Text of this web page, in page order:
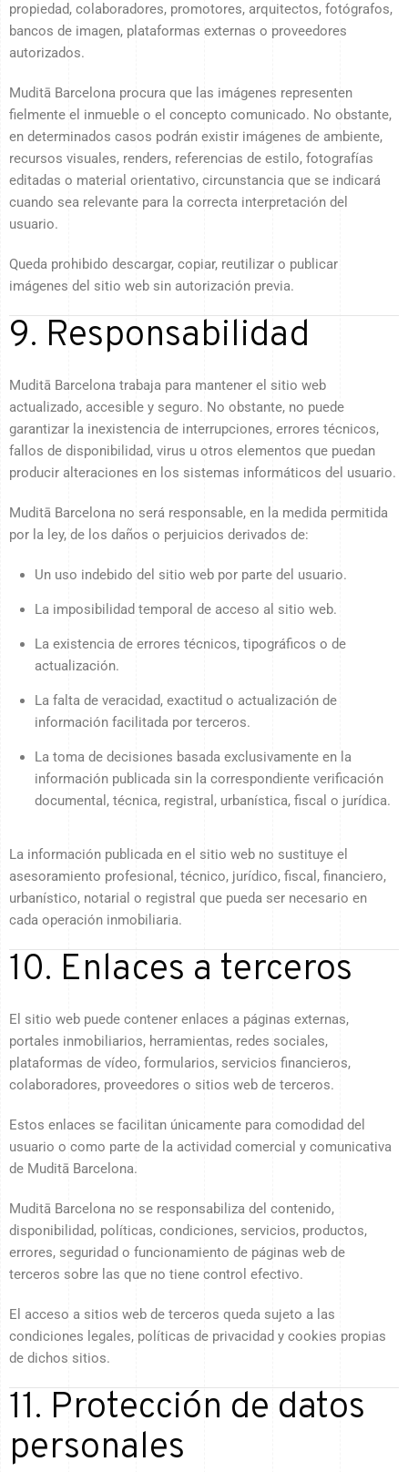
propiedad, colaboradores, promotores, arquitectos, fotógrafos,
bancos de imagen, plataformas externas o proveedores
autorizados.
Muditā Barcelona procura que las imágenes representen
fielmente el inmueble o el concepto comunicado. No obstante,
en determinados casos podrán existir imágenes de ambiente,
recursos visuales, renders, referencias de estilo, fotografías
editadas o material orientativo, circunstancia que se indicará
cuando sea relevante para la correcta interpretación del
usuario.
Queda prohibido descargar, copiar, reutilizar o publicar
imágenes del sitio web sin autorización previa.
9. Responsabilidad
Muditā Barcelona trabaja para mantener el sitio web
actualizado, accesible y seguro. No obstante, no puede
garantizar la inexistencia de interrupciones, errores técnicos,
fallos de disponibilidad, virus u otros elementos que puedan
producir alteraciones en los sistemas informáticos del usuario.
Muditā Barcelona no será responsable, en la medida permitida
por la ley, de los daños o perjuicios derivados de:
Un uso indebido del sitio web por parte del usuario.
La imposibilidad temporal de acceso al sitio web.
La existencia de errores técnicos, tipográficos o de
actualización.
La falta de veracidad, exactitud o actualización de
información facilitada por terceros.
La toma de decisiones basada exclusivamente en la
información publicada sin la correspondiente verificación
documental, técnica, registral, urbanística, fiscal o jurídica.
La información publicada en el sitio web no sustituye el
asesoramiento profesional, técnico, jurídico, fiscal, financiero,
urbanístico, notarial o registral que pueda ser necesario en
cada operación inmobiliaria.
10. Enlaces a terceros
El sitio web puede contener enlaces a páginas externas,
portales inmobiliarios, herramientas, redes sociales,
plataformas de vídeo, formularios, servicios financieros,
colaboradores, proveedores o sitios web de terceros.
Estos enlaces se facilitan únicamente para comodidad del
usuario o como parte de la actividad comercial y comunicativa
de Muditā Barcelona.
Muditā Barcelona no se responsabiliza del contenido,
disponibilidad, políticas, condiciones, servicios, productos,
errores, seguridad o funcionamiento de páginas web de
terceros sobre las que no tiene control efectivo.
El acceso a sitios web de terceros queda sujeto a las
condiciones legales, políticas de privacidad y cookies propias
de dichos sitios.
11. Protección de datos
personales